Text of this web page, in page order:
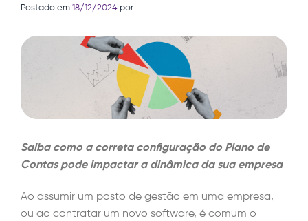
Postado em 18/12/2024 por
Saiba como a correta configuração do Plano de
Contas pode impactar a dinâmica da sua empresa
Ao assumir um posto de gestão em uma empresa,
ou ao contratar um novo software, é comum o